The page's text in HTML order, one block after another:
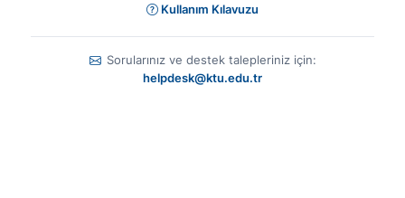
Kullanım Kılavuzu
Sorularınız ve destek talepleriniz için:
helpdesk@ktu.edu.tr